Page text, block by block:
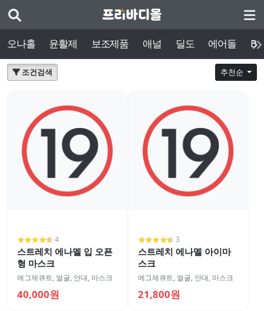
오나홀 윤활제 보조제품 애널 딜도 에어돌
조건검색 추천순
4
스트레치 에나멜 입 오픈
형 마스크
에그제큐트, 얼굴, 안대, 마스크
40,000원
3
스트레치 에나멜 아이마
스크
에그제큐트, 얼굴, 안대, 마스크
21,800원